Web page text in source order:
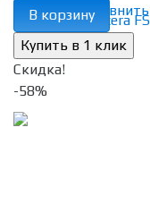
избранное сравнить
В корзину
Скидка!
-58%